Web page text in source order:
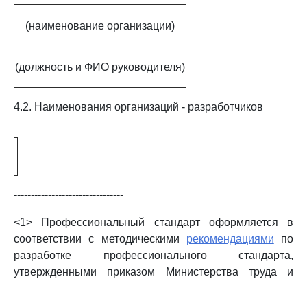
(наименование организации)
(должность и ФИО руководителя)
4.2. Наименования организаций - разработчиков
--------------------------------
<1> Профессиональный стандарт оформляется в
соответствии с методическими рекомендациями по
разработке профессионального стандарта,
утвержденными приказом Министерства труда и